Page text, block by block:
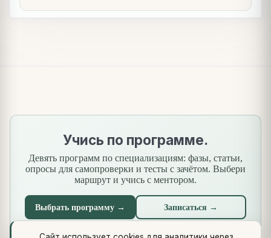
Учись по программе.
Девять программ по специализациям: фазы, статьи,
опросы для самопроверки и тесты с зачётом. Выбери
маршрут и учись с ментором.
Выбрать программу → Записаться →